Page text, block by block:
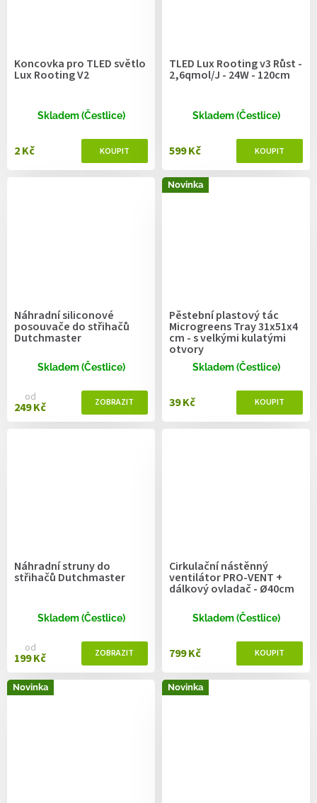
Koncovka pro TLED světlo
Lux Rooting V2
Skladem (Čestlice)
2 Kč
TLED Lux Rooting v3 Růst -
2,6qmol/J - 24W - 120cm
Skladem (Čestlice)
599 Kč
Náhradní siliconové
posouvače do střihačů
Dutchmaster
Skladem (Čestlice)
od
249 Kč
Novinka
Pěstební plastový tác
Microgreens Tray 31x51x4
cm - s velkými kulatými
otvory
Skladem (Čestlice)
39 Kč
Náhradní struny do
střihačů Dutchmaster
Skladem (Čestlice)
od
199 Kč
Cirkulační nástěnný
ventilátor PRO-VENT +
dálkový ovladač - Ø40cm
Skladem (Čestlice)
799 Kč
Novinka Novinka